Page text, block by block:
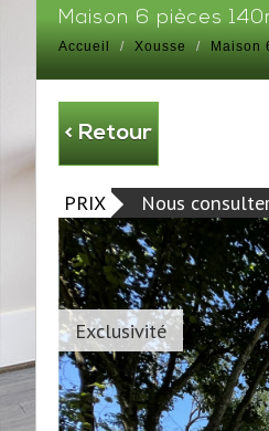
maison 6 pièces
Accueil Xousse Maison
< Retour
PRIX Nous
Exclusivité